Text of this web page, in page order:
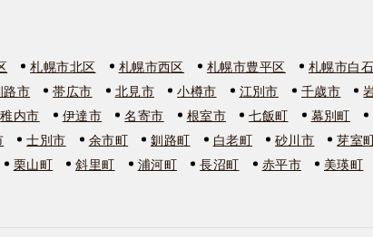
札幌市北区 札幌市西区 札幌市豊平区 札幌市白
路市 帯広市 北見市 小樽市 江別市 千歳市
稚内市 伊達市 名寄市 根室市 七飯町 幕別町
士別市 余市町 釧路町 白老町 砂川市 芽室
栗山町 斜里町 浦河町 長沼町 赤平市 美瑛町